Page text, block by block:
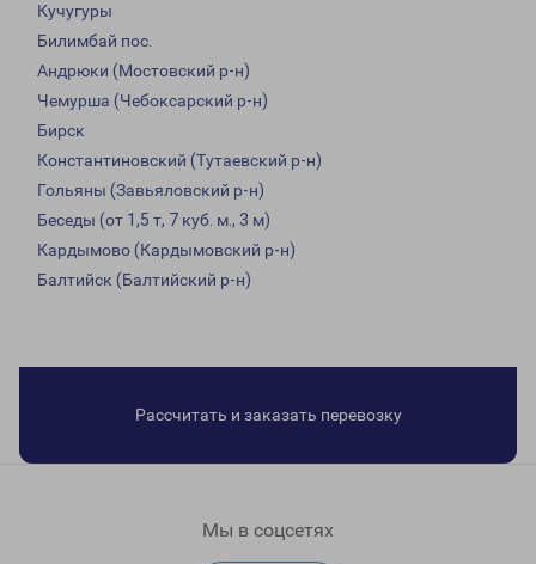
Кучугуры
Билимбай пос.
Андрюки (Мостовский р-н)
Чемурша (Чебоксарский р-н)
Бирск
Константиновский (Тутаевский р-н)
Гольяны (Завьяловский р-н)
Беседы (от 1,5 т, 7 куб. м., 3 м)
Кардымово (Кардымовский р-н)
Балтийск (Балтийский р-н)
Рассчитать и заказать перевозку
Мы в соцсетях